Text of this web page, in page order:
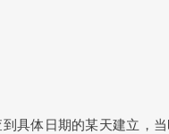
具体日期的某天建立，